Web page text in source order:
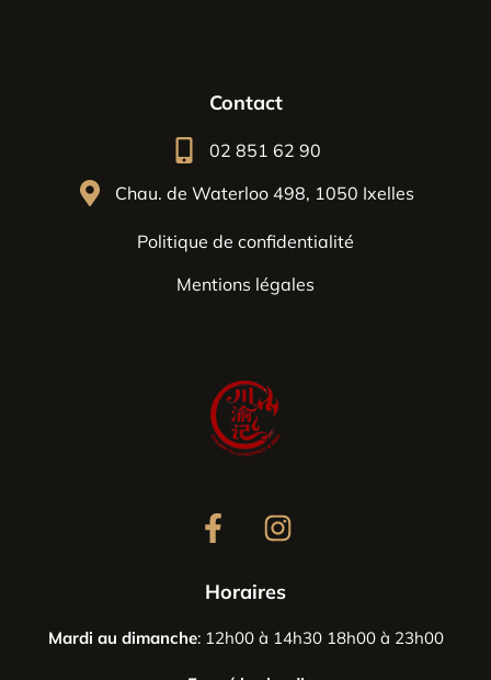
Contact
02 851 62 90
Chau. de Waterloo 498, 1050 Ixelles
Politique de confidentialité
Mentions légales
Horaires
Mardi au dimanche: 12h00 à 14h30 18h00 à 23h00